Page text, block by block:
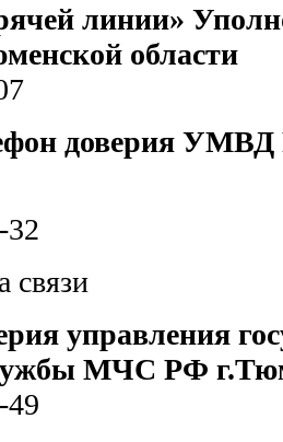
линии»
области
доверия УМВД
32
связи
управления
МЧС РФ
49